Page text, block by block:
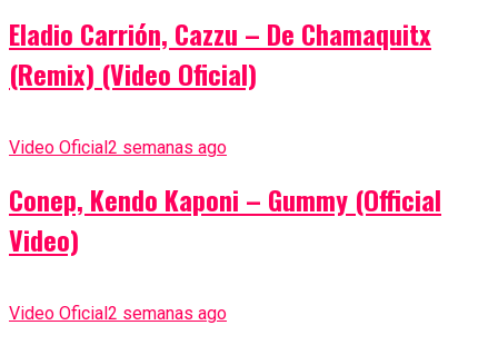
Eladio Carrión, Cazzu – De Chamaquitx
(Remix) (Video Oficial)
Video Oficial2 semanas ago
Conep, Kendo Kaponi – Gummy (Official
Video)
Video Oficial 2 semanas ago